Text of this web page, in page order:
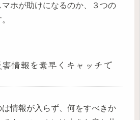
ホが助けになるのか、３つの
情報を素早くキャッチで
情報が入らず、何をすべきか